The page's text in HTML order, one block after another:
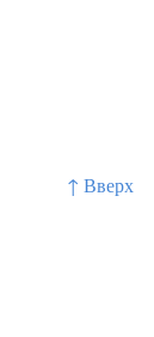
↑ Вверх